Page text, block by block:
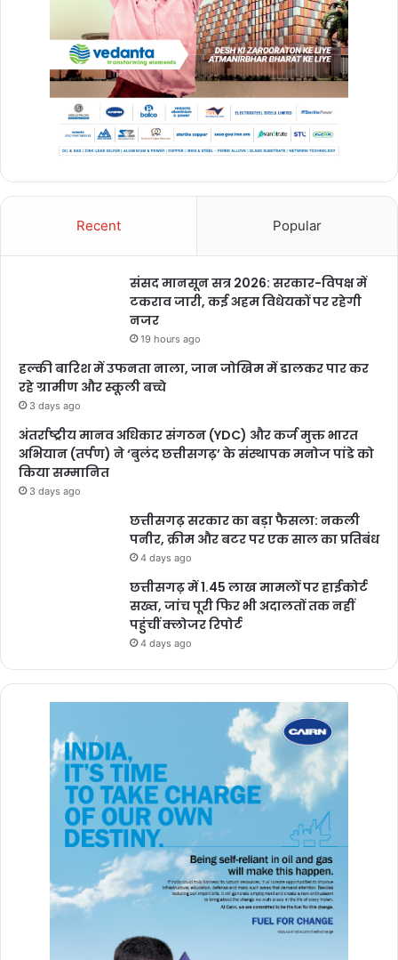
Recent Popular
संसद मानसून सत्र 2026: सरकार-विपक्ष में
टकराव जारी, कई अहम विधेयकों पर रहेगी
नजर
19 hours ago
हल्की बारिश में उफनता नाला, जान जोखिम में डालकर पार कर
रहे ग्रामीण और स्कूली बच्चे
3 days ago
अंतर्राष्ट्रीय मानव अधिकार संगठन (YDC) और कर्ज मुक्त भारत
अभियान (तर्पण) ने ‘बुलंद छत्तीसगढ़’ के संस्थापक मनोज पांडे को
किया सम्मानित
3 days ago
छत्तीसगढ़ सरकार का बड़ा फैसला: नकली
पनीर, क्रीम और बटर पर एक साल का प्रतिबंध
4 days ago
छत्तीसगढ़ में 1.45 लाख मामलों पर हाईकोर्ट
सख्त, जांच पूरी फिर भी अदालतों तक नहीं
पहुंचीं क्लोजर रिपोर्ट
4 days ago